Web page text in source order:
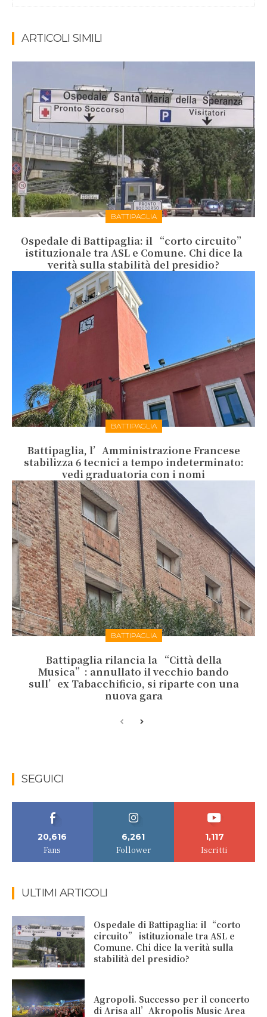
ARTICOLI SIMILI
BATTIPAGLIA
Ospedale di Battipaglia: il “corto circuito”
istituzionale tra ASL e Comune. Chi dice la
verità sulla stabilità del presidio?
BATTIPAGLIA
Battipaglia, l’Amministrazione Francese
stabilizza 6 tecnici a tempo indeterminato:
vedi graduatoria con i nomi
BATTIPAGLIA
Battipaglia rilancia la “Città della
Musica”: annullato il vecchio bando
sull’ex Tabacchificio, si riparte con una
nuova gara
SEGUICI
20,616
Fans
6,261
Follower
1,117
Iscritti
ULTIMI ARTICOLI
Ospedale di Battipaglia: il “corto
circuito” istituzionale tra ASL e
Comune. Chi dice la verità sulla
stabilità del presidio?
Agropoli. Successo per il concerto
di Arisa all’Akropolis Music Area